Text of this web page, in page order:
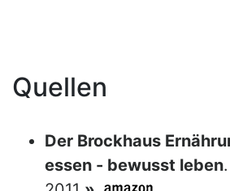
Quellen
Der Brockhaus
essen - bewusst leben